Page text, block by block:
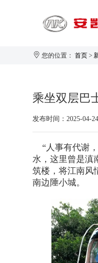
您的位置：首页 >
乘坐双层巴
发布时间：2025-04-24
“人事有代谢
水，这里曾是滇
筑楼，将江南风
南边陲小城。